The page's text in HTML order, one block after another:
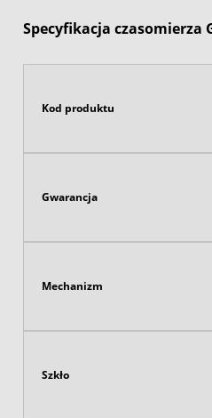
Specyfikacja czasomierza
Kod produktu
Gwarancja
Mechanizm
Szkło